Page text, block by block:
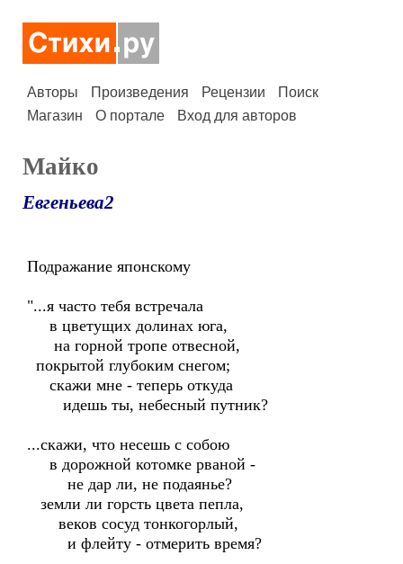
Авторы Произведения Рецензии
Поиск
Магазин
О портале Вход для авторов
Майко
Евгеньева2
Подражание японскому
"...я часто тебя встречала
в цветущих долинах юга,
на горной тропе отвесной,
покрытой глубоким снегом;
скажи мне - теперь откуда
идешь ты, небесный путник?
...скажи, что несешь с собою
в дорожной котомке рваной -
не дар ли, не подаянье?
земли ли горсть цвета пепла,
веков сосуд тонкогорлый,
и флейту - отмерить время?